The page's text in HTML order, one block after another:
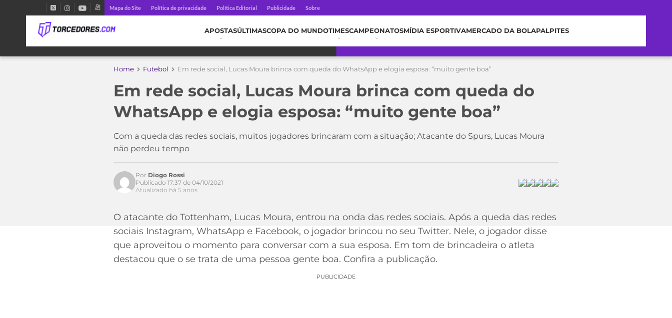
Mapa do Site Política de privacidade Política Editorial Publicidade Sobre
APOSTASÚLTIMASCOPA DO MUNDOTIMESCAMPEONATOSMÍDIA ESPORTIVAMERCADO DA BOLAPALPITES
Home Futebol Em rede social, Lucas Moura brinca com queda do WhatsApp e elogia esposa: “muito gente boa”
Em rede social, Lucas Moura brinca com queda do
WhatsApp e elogia esposa: “muito gente boa”
Com a queda das redes sociais, muitos jogadores brincaram com a situação; Atacante do Spurs, Lucas Moura
não perdeu tempo
Acesse o perfil do autor
Por Diogo Rossi
Publicado 17:37 de 04/10/2021
Atualizado há 5 anos
O atacante do Tottenham, Lucas Moura, entrou na onda das redes sociais. Após a queda das redes
sociais Instagram, WhatsApp e Facebook, o jogador brincou no seu Twitter. Nele, o jogador disse
que aproveitou o momento para conversar com a sua esposa. Em tom de brincadeira o atleta
destacou que o se trata de uma pessoa gente boa. Confira a publicação.
PUBLICIDADE